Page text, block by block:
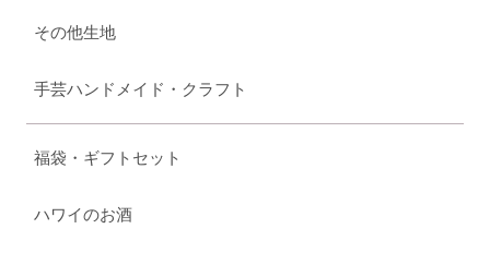
その他生地
手芸ハンドメイド・クラフト
福袋・ギフトセット
ハワイのお酒